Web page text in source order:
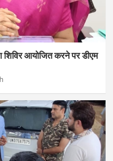
आयोजित करने पर डीएम